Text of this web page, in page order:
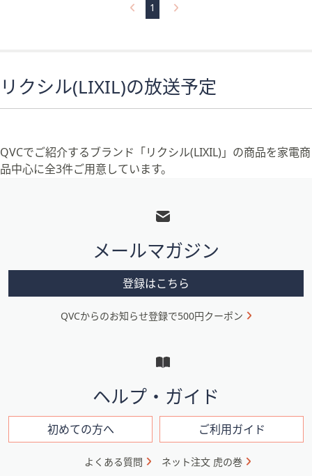
1
リクシル(LIXIL)の放送予定
QVCでご紹介するブランド「リクシル(LIXIL)」の商品を家電商
品中心に全3件ご用意しています。
メ
ニ
ン
メールマガジン
登録はこちら
QVCからのお知らせ登録で500円クーポン
ヘルプ・ガイド
初めての方へ ご利用ガイド
よくある質問 ネット注文 虎の巻